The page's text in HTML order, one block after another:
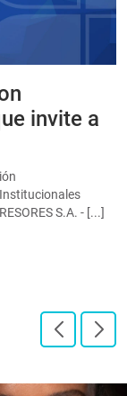
invite a
S.A. - [...]